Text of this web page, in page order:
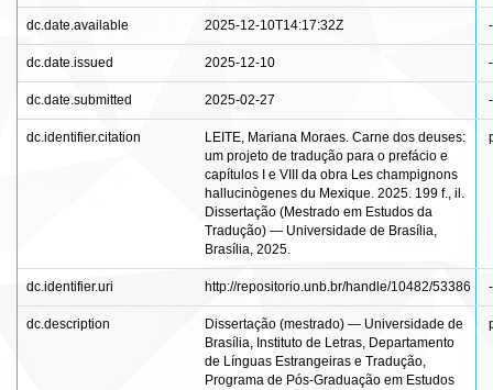
dc.date.available 2025-12-10T14:17:32Z -
dc.date.issued 2025-12-10 -
dc.date.submitted 2025-02-27 -
dc.identifier.citation
LEITE, Mariana Moraes. Carne dos deuses:
um projeto de tradução para o prefácio e
capítulos I e VIII da obra Les champignons
hallucinògenes du Mexique. 2025. 199 f., il.
Dissertação (Mestrado em Estudos da
Tradução) — Universidade de Brasília,
Brasília, 2025.
dc.identifier.uri http://repositorio.unb.br/handle/10482/53386 -
dc.description
Dissertação (mestrado) — Universidade de
Brasília, Instituto de Letras, Departamento
de Línguas Estrangeiras e Tradução,
Programa de Pós-Graduação em Estudos